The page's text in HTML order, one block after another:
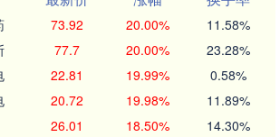
73.92 20.00% 11.58%
77.7 20.00% 23.28%
22.81 19.99% 0.58%
20.72 19.98% 11.89%
26.01 18.50% 14.30%